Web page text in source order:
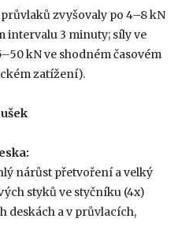
zvyšovaly po 4–8 kN
intervalu 3 minuty; síly ve
kN ve shodném časovém
zatížení).
nárůst přetvoření a velký
styků ve styčníku (4x)
deskách a v průvlacích,